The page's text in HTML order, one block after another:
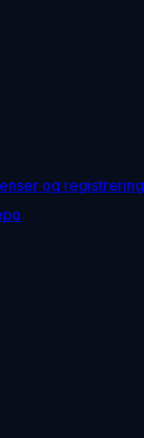
og registrering